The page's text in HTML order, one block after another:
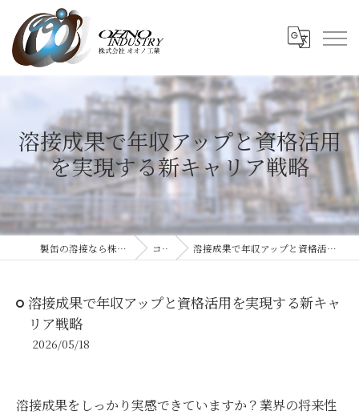
溶接成果で年収アップと資格活用
を実現する新キャリア戦略
製缶の溶接なら株式会社オオノ工業 コラム 溶接成果で年収アップと資格活用を実現する新キャリア戦略
溶接成果で年収アップと資格活用を実現する新キャ
リア戦略
2026/05/18
溶接成果をしっかり実感できていますか？業界の将来性